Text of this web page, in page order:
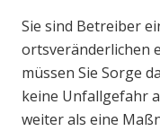
Sie sind Betreiber
ortsveränderlichen
müssen Sie Sorge
keine Unfallgefahr
weiter als eine